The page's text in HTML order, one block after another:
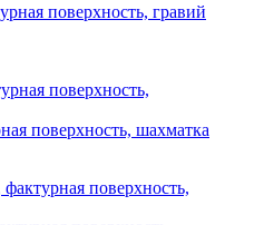
поверхность, гравий
поверхность, шахматка